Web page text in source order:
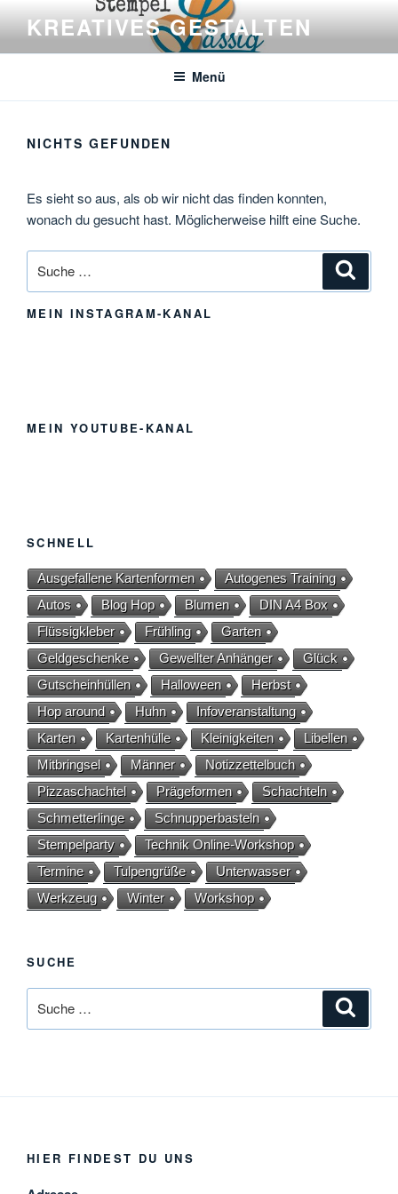
springen
KREATIVES GESTALTEN
Menü
NICHTS GEFUNDEN
Es sieht so aus, als ob wir nicht das finden konnten,
wonach du gesucht hast. Möglicherweise hilft eine Suche.
nach:
MEIN INSTAGRAM-KANAL
MEIN YOUTUBE-KANAL
SCHNELL
Ausgefallene Kartenformen
Autogenes Training
Autos
Blog Hop Blumen
DIN A4 Box
Flüssigkleber
Frühling
Garten
Geldgeschenke
Gewellter Anhänger
Glück
Gutscheinhüllen
Halloween
Herbst
Hop around
Huhn
Infoveranstaltung
Karten
Kartenhülle Kleinigkeiten
Libellen
Mitbringsel
Männer
Notizzettelbuch
Pizzaschachtel
Prägeformen
Schachteln
Schmetterlinge
Schnupperbasteln
Stempelparty
Technik Online-Workshop
Termine
Tulpengrüße
Unterwasser
Werkzeug
Winter Workshop
SUCHE
nach:
HIER FINDEST DU UNS